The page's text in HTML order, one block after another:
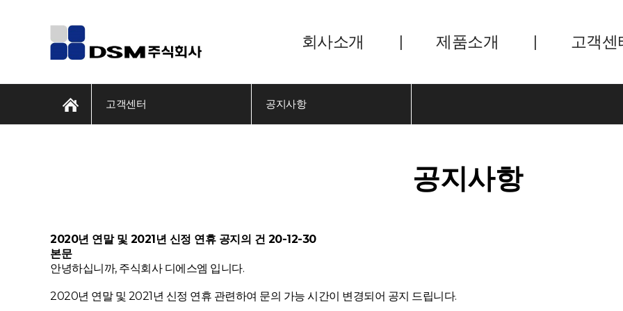
회사소개 제품소개 고객센
고객센터 공지사항
공지사항
2020년 연말 및 2021년 신정 연휴 공지의 건 20-12-30
본문
안녕하십니까, 주식회사 디에스엠 입니다.
2020년 연말 및 2021년 신정 연휴 관련하여 문의 가능 시간이 변경되어 공지 드립니다.